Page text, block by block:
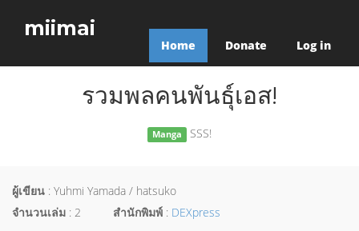
miimai
Home Donate Log in
รวมพลคนพันธุ์เอส!
Manga SSS!
ผู้เขียน : Yuhmi Yamada / hatsuko
จำนวนเล่ม : 2 สำนักพิมพ์ : DEXpress